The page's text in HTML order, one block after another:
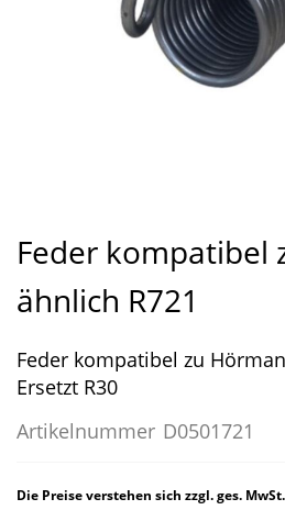
Anfang
der
Bildergalerie
springen
Feder kompatibel
ähnlich R721
Feder kompatibel zu
Ersetzt R30
Artikelnummer D0501721
Die Preise verstehen sich zzgl. ges.